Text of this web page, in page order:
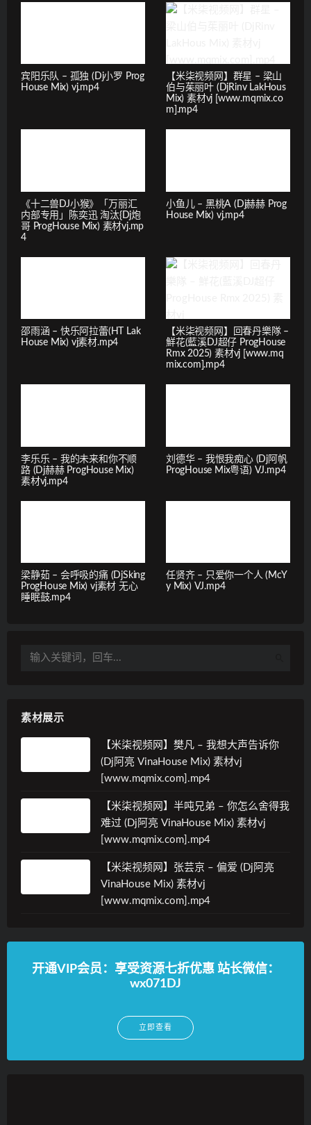
宾阳乐队 – 孤独 (Dj小罗 Prog
House Mix) vj.mp4
【米柒视频网】群星 – 梁山
伯与茱丽叶 (DjRinv LakHous
Mix) 素材vj [www.mqmix.co
m].mp4
《十二兽DJ小猴》「万丽汇
内部专用」陈奕迅 淘汰{Dj炮
哥 ProgHouse Mix) 素材vj.mp
4
小鱼儿 – 黑桃A (Dj赫赫 Prog
House Mix) vj.mp4
邵雨涵 – 快乐阿拉蕾(HT Lak
House Mix) vj素材.mp4
【米柒视频网】回春丹樂隊 –
鮮花(藍溪DJ超仔 ProgHouse
Rmx 2025) 素材vj [www.mq
mix.com].mp4
李乐乐 – 我的未来和你不顺
路 (Dj赫赫 ProgHouse Mix)
素材vj.mp4
刘德华 – 我恨我痴心 (Dj阿帆
ProgHouse Mix粤语) VJ.mp4
梁静茹 – 会呼吸的痛 (DjSking
ProgHouse Mix) vj素材 无心
睡眠鼓.mp4
任贤齐 – 只爱你一个人 (McY
y Mix) VJ.mp4
素材展示
【米柒视频网】樊凡 – 我想大声告诉你
(Dj阿亮 VinaHouse Mix) 素材vj
[www.mqmix.com].mp4
【米柒视频网】半吨兄弟 – 你怎么舍得我
难过 (Dj阿亮 VinaHouse Mix) 素材vj
[www.mqmix.com].mp4
【米柒视频网】张芸京 – 偏爱 (Dj阿亮
VinaHouse Mix) 素材vj
[www.mqmix.com].mp4
开通VIP会员：享受资源七折优惠 站长微信：
wx071DJ
立即查看